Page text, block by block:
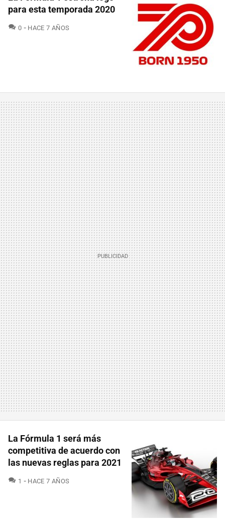
para esta temporada 2020
0 COMENTARIOS
HACE 7 AÑOS
La Fórmula 1 será más
competitiva de acuerdo con
las nuevas reglas para 2021
1 COMENTARIOS
HACE 7 AÑOS